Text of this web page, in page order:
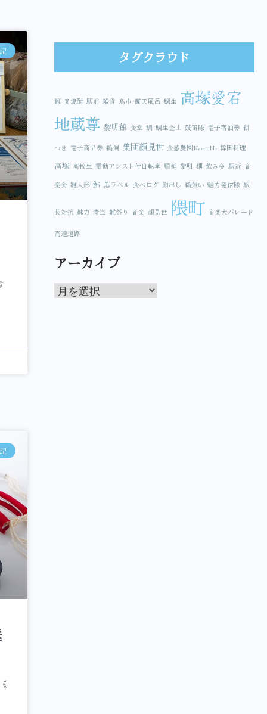
タグクラウド
雛 麦焼酎 駅前 雑貨 鳥市 露天風呂 鯛生 高塚愛宕
地蔵尊 黎明館 食堂 鯛 鯛生金山 鼓笛隊 電子宿泊券 餅
つき 電子商品券 鵜飼 集団顔見世 食感農園KazetoNe 韓国料理
高塚 高校生 電動アシスト付自転車 順延 黎明 麺 飲み会 駅近 音
楽会 雛人形 鮎 黒ラベル 食べログ 顔出し 鵜飼い 魅力発信隊 駅
長対抗 魅力 青空 雛祭り 音楽 顔見世 隈町 音楽大パレード
高速道路
アーカイブ